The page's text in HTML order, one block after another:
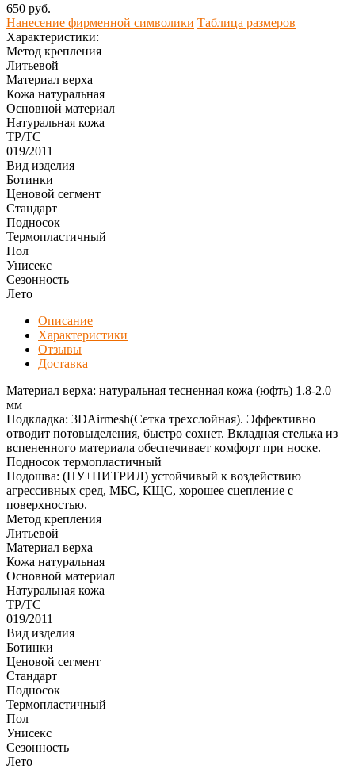
650 руб.
Нанесение фирменной символики Таблица размеров
Характеристики:
Метод крепления
Литьевой
Материал верха
Кожа натуральная
Оcновной материал
Натуральная кожа
ТР/ТС
019/2011
Вид изделия
Ботинки
Ценовой сегмент
Стандарт
Подносок
Термопластичный
Пол
Унисекс
Сезонность
Лето
Описание
Характеристики
Отзывы
Доставка
Материал верха: натуральная тесненная кожа (юфть) 1.8-2.0
мм
Подкладка: 3DAirmesh(Сетка трехслойная). Эффективно
отводит потовыделения, быстро сохнет. Вкладная стелька из
вспененного материала обеспечивает комфорт при носке.
Подносок термопластичный
Подошва: (ПУ+НИТРИЛ) устойчивый к воздействию
агрессивных сред, МБС, КЩС, хорошее сцепление с
поверхностью.
Метод крепления
Литьевой
Материал верха
Кожа натуральная
Оcновной материал
Натуральная кожа
ТР/ТС
019/2011
Вид изделия
Ботинки
Ценовой сегмент
Стандарт
Подносок
Термопластичный
Пол
Унисекс
Сезонность
Лето